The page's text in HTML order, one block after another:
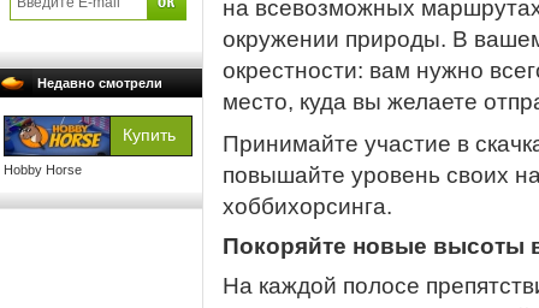
Недавно смотрели
Hobby Horse
на всевозможных
окружении природы. В
окрестности: вам нужно
место, куда вы желаете
Принимайте участие в
повышайте уровень своих
хоббихорсинга.
Покоряйте новые высоты
На каждой полосе